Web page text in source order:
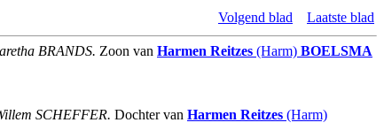
Volgend blad Laatste blad
BRANDS. Zoon van Harmen Reitzes (Harm) BOELSMA
SCHEFFER. Dochter van Harmen Reitzes (Harm)